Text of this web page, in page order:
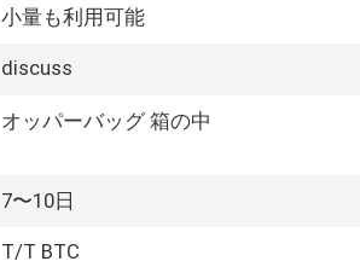
小量も利用可能
discuss
オッパーバッグ 箱の中
7〜10日
T/T BTC